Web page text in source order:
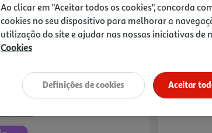
2,99 €
Ao clicar em "Aceitar todos os cookies", concorda
cookies no seu dispositivo para melhorar a
utilização do site e ajudar nas nossas iniciativas de
Cookies
Aceitar
Definições de cookies